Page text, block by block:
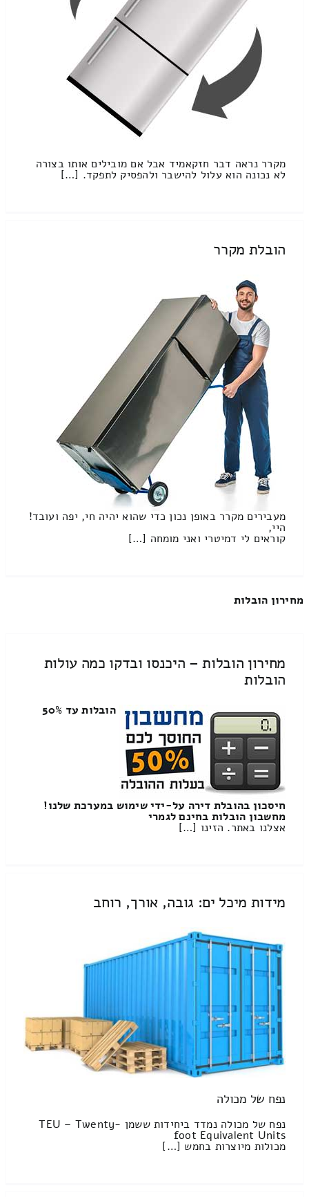
מקרר נראה דבר חזקאמיד אבל אם מובילים אותו בצורה
לא נכונה הוא עלול להישבר ולהפסיק לתפקד. […]
הובלת מקרר
מעבירים מקרר באופן נכון כדי שהוא יהיה חי, יפה ועובד!
היי,
קוראים לי דמיטרי ואני מומחה […]
מחירון הובלות
מחירון הובלות – היכנסו ובדקו כמה עולות
הובלות
הובלות עד 50%
חיסכון בהובלת דירה על-ידי שימוש במערכת שלנו!
מחשבון הובלות בחינם לגמרי
אצלנו באתר. הזינו […]
מידות מיכל ים: גובה, אורך, רוחב
נפח של מכולה
נפח של מכולה נמדד ביחידות ששמן TEU – Twenty-
foot Equivalent Units
מכולות מיוצרות בחמש […]